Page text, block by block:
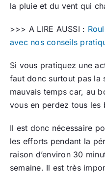
la pluie et du vent qui
>>> A LIRE AUSSI :
avec nos conseils
Si vous pratiquez une
faut donc surtout pas la
mauvais temps car, au
vous en perdez tous les
Il est donc nécessaire
les efforts pendant la
raison d’environ 30
semaine. Il est très